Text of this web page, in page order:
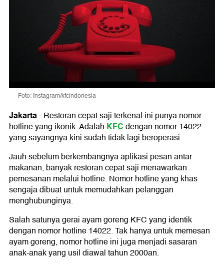
Foto: Instagram/kfcindonesia
Jakarta-Restoran cepat saji terkenal ini punya nomor
hotline yang ikonik. Adalah KFCdengan nomor 14022
yang sayangnya kini sudah tidak lagi beroperasi.
Jauh sebelum berkembangnya aplikasi pesan antar
makanan, banyak restoran cepat saji menawarkan
pemesanan melalui hotline. Nomor hotline yang khas
sengaja dibuat untuk memudahkan pelanggan
menghubunginya.
Salah satunya gerai ayam goreng KFC yang identik
dengan nomor hotline 14022. Tak hanya untuk memesan
ayam goreng, nomor hotline ini juga menjadi sasaran
anak-anak yang usil diawal tahun 2000an.